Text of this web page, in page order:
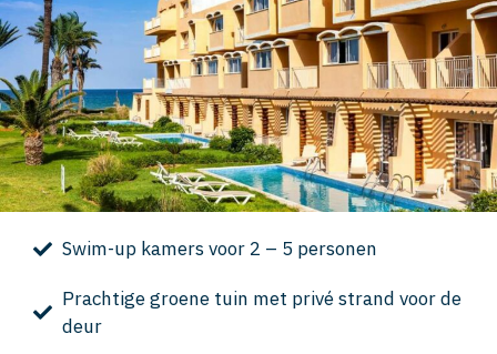
Swim-up kamers voor 2 – 5 personen
Prachtige groene tuin met privé strand voor de
deur